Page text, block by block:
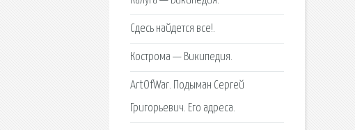
Сдесь найдется все!.
Кострома — Википедия.
ArtOfWar. Подыман Сергей
Григорьевич. Его адреса.